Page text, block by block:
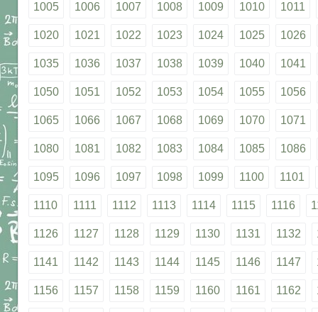
1005 1006 1007 1008 1009 1010 1011
1020 1021 1022 1023 1024 1025 1026
1035 1036 1037 1038 1039 1040 1041
1050 1051 1052 1053 1054 1055 1056
1065 1066 1067 1068 1069 1070 1071
1080 1081 1082 1083 1084 1085 1086
1095 1096 1097 1098 1099 1100 1101
1110 1111 1112 1113 1114 1115 1116
1126 1127 1128 1129 1130 1131 1132
1141 1142 1143 1144 1145 1146 1147
1156 1157 1158 1159 1160 1161 1162